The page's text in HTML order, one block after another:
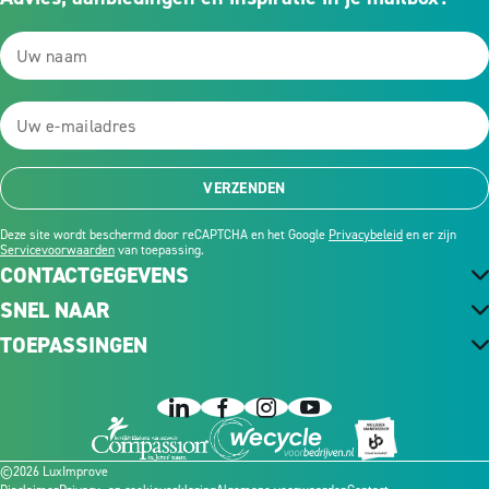
CONTACTGEGEVENS
VERZENDEN
Deze site wordt beschermd door reCAPTCHA en het Google Privacybeleiden er zijn
Servicevoorwaardenvan toepassing.
SNEL NAAR
TOEPASSINGEN
©2026 LuxImprove